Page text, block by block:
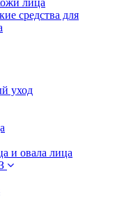
средства для
уход
и овала лица